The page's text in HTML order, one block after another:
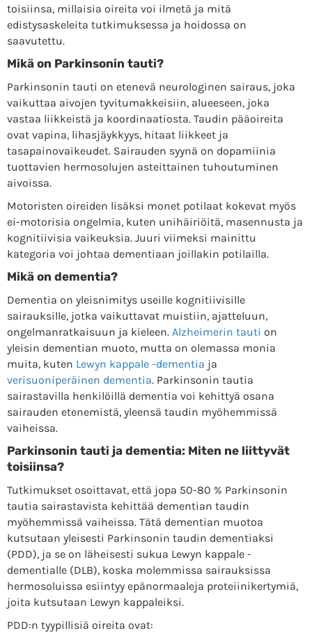
toisiinsa, millaisia oireita voi ilmetä ja mitä
edistysaskeleita tutkimuksessa ja hoidossa on
saavutettu.
Mikä on Parkinsonin tauti?
Parkinsonin tauti on etenevä neurologinen sairaus, joka
vaikuttaa aivojen tyvitumakkeisiin, alueeseen, joka
vastaa liikkeistä ja koordinaatiosta. Taudin pääoireita
ovat vapina, lihasjäykkyys, hitaat liikkeet ja
tasapainovaikeudet. Sairauden syynä on dopamiinia
tuottavien hermosolujen asteittainen tuhoutuminen
aivoissa.
Motoristen oireiden lisäksi monet potilaat kokevat myös
ei-motorisia ongelmia, kuten unihäiriöitä, masennusta ja
kognitiivisia vaikeuksia. Juuri viimeksi mainittu
kategoria voi johtaa dementiaan joillakin potilailla.
Mikä on dementia?
Dementia on yleisnimitys useille kognitiivisille
sairauksille, jotka vaikuttavat muistiin, ajatteluun,
ongelmanratkaisuun ja kieleen. Alzheimerin tauti on
yleisin dementian muoto, mutta on olemassa monia
muita, kuten Lewyn kappale -dementia ja
verisuoniperäinen dementia. Parkinsonin tautia
sairastavilla henkilöillä dementia voi kehittyä osana
sairauden etenemistä, yleensä taudin myöhemmissä
vaiheissa.
Parkinsonin tauti ja dementia: Miten ne liittyvät
toisiinsa?
Tutkimukset osoittavat, että jopa 50-80 % Parkinsonin
tautia sairastavista kehittää dementian taudin
myöhemmissä vaiheissa. Tätä dementian muotoa
kutsutaan yleisesti Parkinsonin taudin dementiaksi
(PDD), ja se on läheisesti sukua Lewyn kappale -
dementialle (DLB), koska molemmissa sairauksissa
hermosoluissa esiintyy epänormaaleja proteiinikertymiä,
joita kutsutaan Lewyn kappaleiksi.
PDD:n tyypillisiä oireita ovat: